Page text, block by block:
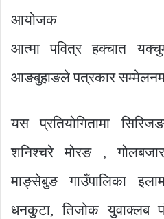
आयोजक
आत्मा पवित्र हक्चात
आङबुहाङले पत्रकार
यस प्रतियोगितामा
शनिश्चरे मोरङ , गोलबजार
माङ्सेबुङ गाउँपालिका
धनकुटा, तिजोक युवाक्लब